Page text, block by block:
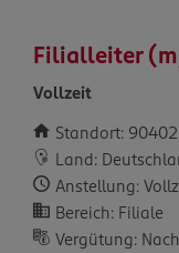
Filialleiter
Vollzeit
Standort:
Land:
Anstellung:
Bereich: Filiale
Vergütung: